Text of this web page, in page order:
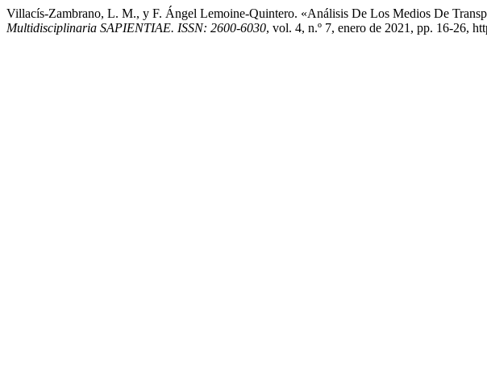
Villacís-Zambrano, L. M., y F. Ángel Lemoine-Quintero. «Análisis De Los Medios De
Multidisciplinaria SAPIENTIAE. ISSN: 2600-6030, vol. 4, n.º 7, enero de 2021, pp. 16-26,